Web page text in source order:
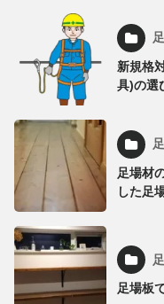
新規格
具)の選
足場材
した足
足場板